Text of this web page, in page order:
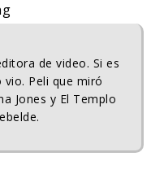
de video. Si es
Peli que miró
Jones y El Templo